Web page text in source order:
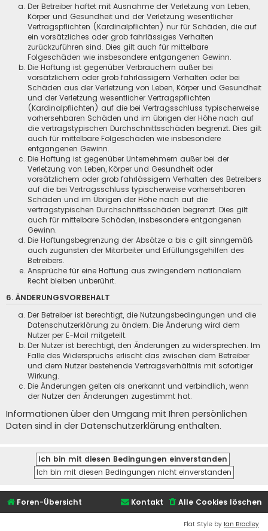
Der Betreiber haftet mit Ausnahme der Verletzung von Leben,
Körper und Gesundheit und der Verletzung wesentlicher
Vertragspflichten (Kardinalpflichten) nur für Schäden, die auf
ein vorsätzliches oder grob fahrlässiges Verhalten
zurückzuführen sind. Dies gilt auch für mittelbare
Folgeschäden wie insbesondere entgangenen Gewinn.
Die Haftung ist gegenüber Verbrauchern außer bei
vorsätzlichem oder grob fahrlässigem Verhalten oder bei
Schäden aus der Verletzung von Leben, Körper und Gesundheit
und der Verletzung wesentlicher Vertragspflichten
(Kardinalpflichten) auf die bei Vertragsschluss typischerweise
vorhersehbaren Schäden und im übrigen der Höhe nach auf
die vertragstypischen Durchschnittsschäden begrenzt. Dies gilt
auch für mittelbare Folgeschäden wie insbesondere
entgangenen Gewinn.
Die Haftung ist gegenüber Unternehmern außer bei der
Verletzung von Leben, Körper und Gesundheit oder
vorsätzlichem oder grob fahrlässigem Verhalten des Betreibers
auf die bei Vertragsschluss typischerweise vorhersehbaren
Schäden und im Übrigen der Höhe nach auf die
vertragstypischen Durchschnittsschäden begrenzt. Dies gilt
auch für mittelbare Schäden, insbesondere entgangenen
Gewinn.
Die Haftungsbegrenzung der Absätze a bis c gilt sinngemäß
auch zugunsten der Mitarbeiter und Erfüllungsgehilfen des
Betreibers.
Ansprüche für eine Haftung aus zwingendem nationalem
Recht bleiben unberührt.
6. ÄNDERUNGSVORBEHALT
Der Betreiber ist berechtigt, die Nutzungsbedingungen und die
Datenschutzerklärung zu ändern. Die Änderung wird dem
Nutzer per E-Mail mitgeteilt.
Der Nutzer ist berechtigt, den Änderungen zu widersprechen. Im
Falle des Widerspruchs erlischt das zwischen dem Betreiber
und dem Nutzer bestehende Vertragsverhältnis mit sofortiger
Wirkung.
Die Änderungen gelten als anerkannt und verbindlich, wenn
der Nutzer den Änderungen zugestimmt hat.
Informationen über den Umgang mit Ihren persönlichen
Daten sind in der Datenschutzerklärung enthalten.
Foren-Übersicht Alle Cookies löschen
Kontakt
Flat Style by Ian Bradley